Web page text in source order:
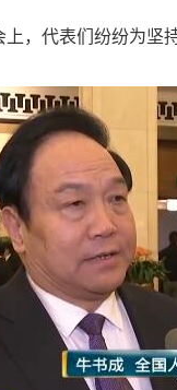
，代表们纷纷为坚